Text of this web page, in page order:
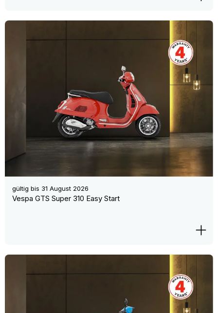
gültig bis 31 August 2026
Vespa GTS Super 310 Easy Start